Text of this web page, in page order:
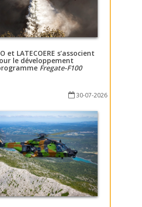
et LATECOERE s’associent
le développement
Fregate-F100
30-07-2026